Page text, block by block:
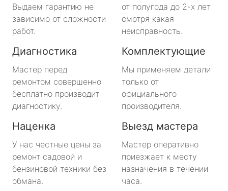
Выдаем гарантию не
зависимо от сложности
работ.
от полугода до 2-х лет
смотря какая
неисправность.
Диагностика
Мастер перед
ремонтом совершенно
бесплатно производит
диагностику.
Комплектующие
Мы применяем детали
только от
официального
производителя.
Наценка
У нас честные цены за
ремонт садовой и
бензиновой техники без
обмана.
Выезд мастера
Мастер оперативно
приезжает к месту
назначения в течении
часа.